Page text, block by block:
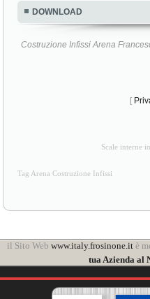
DOWNLOAD
Costruzione Infissi Arena
[
Scale interne
Tag Arena Costruzione Infissi
il Sito Web www.italy.frosinone.itè
tua Azienda al